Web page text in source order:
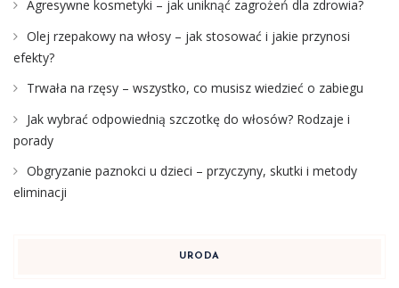
Agresywne kosmetyki – jak uniknąć zagrożeń dla zdrowia?
Olej rzepakowy na włosy – jak stosować i jakie przynosi
efekty?
Trwała na rzęsy – wszystko, co musisz wiedzieć o zabiegu
Jak wybrać odpowiednią szczotkę do włosów? Rodzaje i
porady
Obgryzanie paznokci u dzieci – przyczyny, skutki i metody
eliminacji
URODA